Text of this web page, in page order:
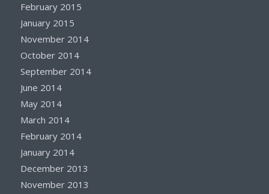
February 2015
January 2015
November 2014
October 2014
September 2014
June 2014
May 2014
March 2014
February 2014
January 2014
December 2013
November 2013